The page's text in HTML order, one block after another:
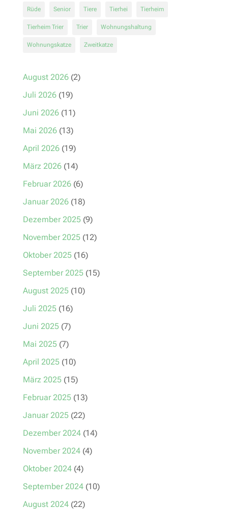
Rüde Senior Tiere Tierhei Tierheim
Tierheim Trier Trier Wohnungshaltung
Wohnungskatze Zweitkatze
August 2026(2)
Juli 2026(19)
Juni 2026(11)
Mai 2026(13)
April 2026(19)
März 2026(14)
Februar 2026(6)
Januar 2026(18)
Dezember 2025(9)
November 2025(12)
Oktober 2025(16)
September 2025(15)
August 2025(10)
Juli 2025(16)
Juni 2025(7)
Mai 2025(7)
April 2025(10)
März 2025(15)
Februar 2025(13)
Januar 2025(22)
Dezember 2024(14)
November 2024(4)
Oktober 2024(4)
September 2024(10)
August 2024(22)